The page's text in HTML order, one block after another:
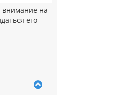
внимание на
его